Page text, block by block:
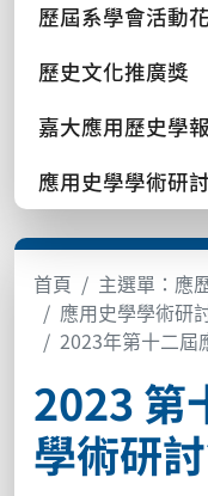
歷屆系學會活動
歷史文化推廣獎
嘉大應用歷史學報
應用史學學術研
首頁 主選單：應
應用史學學術研
2023年第十二屆
2023 第
學術研